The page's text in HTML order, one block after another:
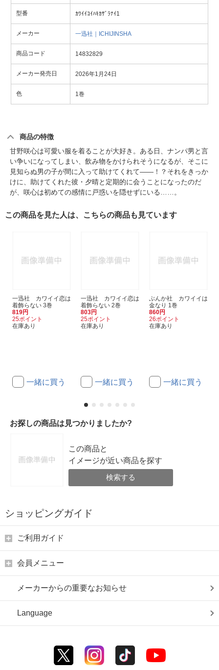
型番 ｶﾜｲｲｺｲﾊｷｶｻﾞﾗﾅｲ1
メーカー 一迅社｜ICHIJINSHA
商品コード 14832829
メーカー発売日 2026年1月24日
色 1巻
商品の特徴
甘野咲心は可愛い服を着ることが大好き。ある日、ナンパ男と言
い争いになってしまい、飲み物をかけられそうになるが、そこに
見知らぬ男の子が間に入って助けてくれて――！？それをきっか
けに、助けてくれた彼・夕晴と定期的に会うことになったのだ
が、咲心は初めての感情に戸惑いを隠せずにいる……。
この商品を見た人は、こちらの商品も見ています
一迅社 カワイイ恋は
着飾らない 3巻
819円
25ポイント
在庫あり
一緒に買う
一迅社 カワイイ恋は
着飾らない 2巻
803円
25ポイント
在庫あり
一緒に買う
ぶんか社 カワイイは
金なり 1巻
860円
26ポイント
在庫あり
一緒に買う
お探しの商品は見つかりましたか?
この商品と
イメージが近い商品を探す
検索する
ショッピングガイド
ご利用ガイド
会員メニュー
メーカーからの重要なお知らせ
Language